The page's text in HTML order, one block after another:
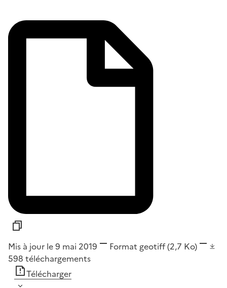
Mis à jour le 9 mai 2019 Format geotiff(2,7 Ko)
598 téléchargements
Télécharger